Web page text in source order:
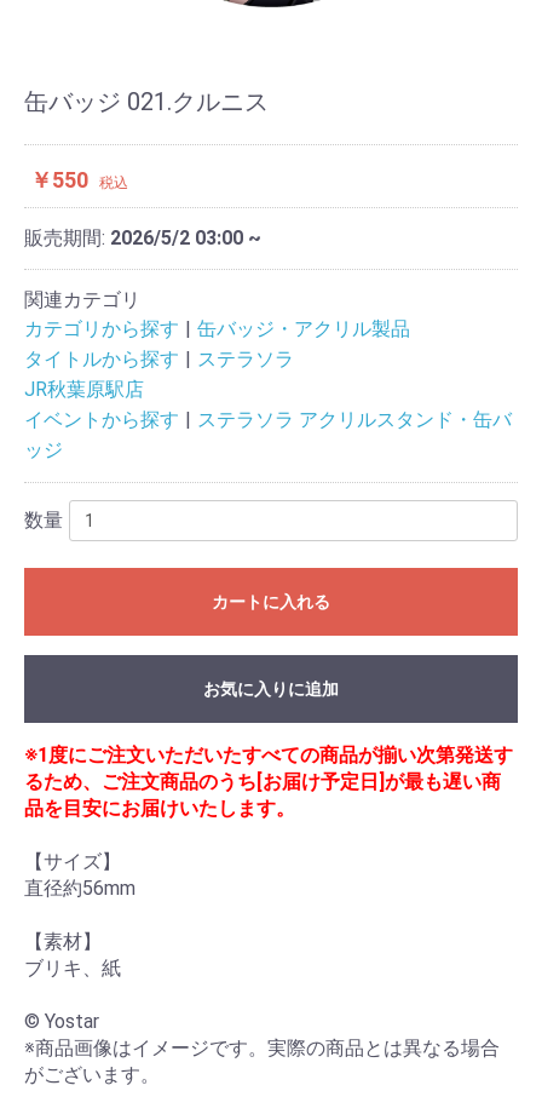
缶バッジ 021.クルニス
￥550 税込
販売期間: 2026/5/2 03:00 ~
関連カテゴリ
カテゴリから探す
缶バッジ・アクリル製品
タイトルから探す
ステラソラ
JR秋葉原駅店
イベントから探す
ステラソラ アクリルスタンド・缶バ
ッジ
数量
カートに入れる
お気に入りに追加
※1度にご注文いただいたすべての商品が揃い次第発送す
るため、ご注文商品のうち[お届け予定日]が最も遅い商
品を目安にお届けいたします。
【サイズ】
直径約56mm
【素材】
ブリキ、紙
© Yostar
※商品画像はイメージです。実際の商品とは異なる場合
がございます。